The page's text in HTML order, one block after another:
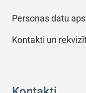
Personas datu
Kontakti un